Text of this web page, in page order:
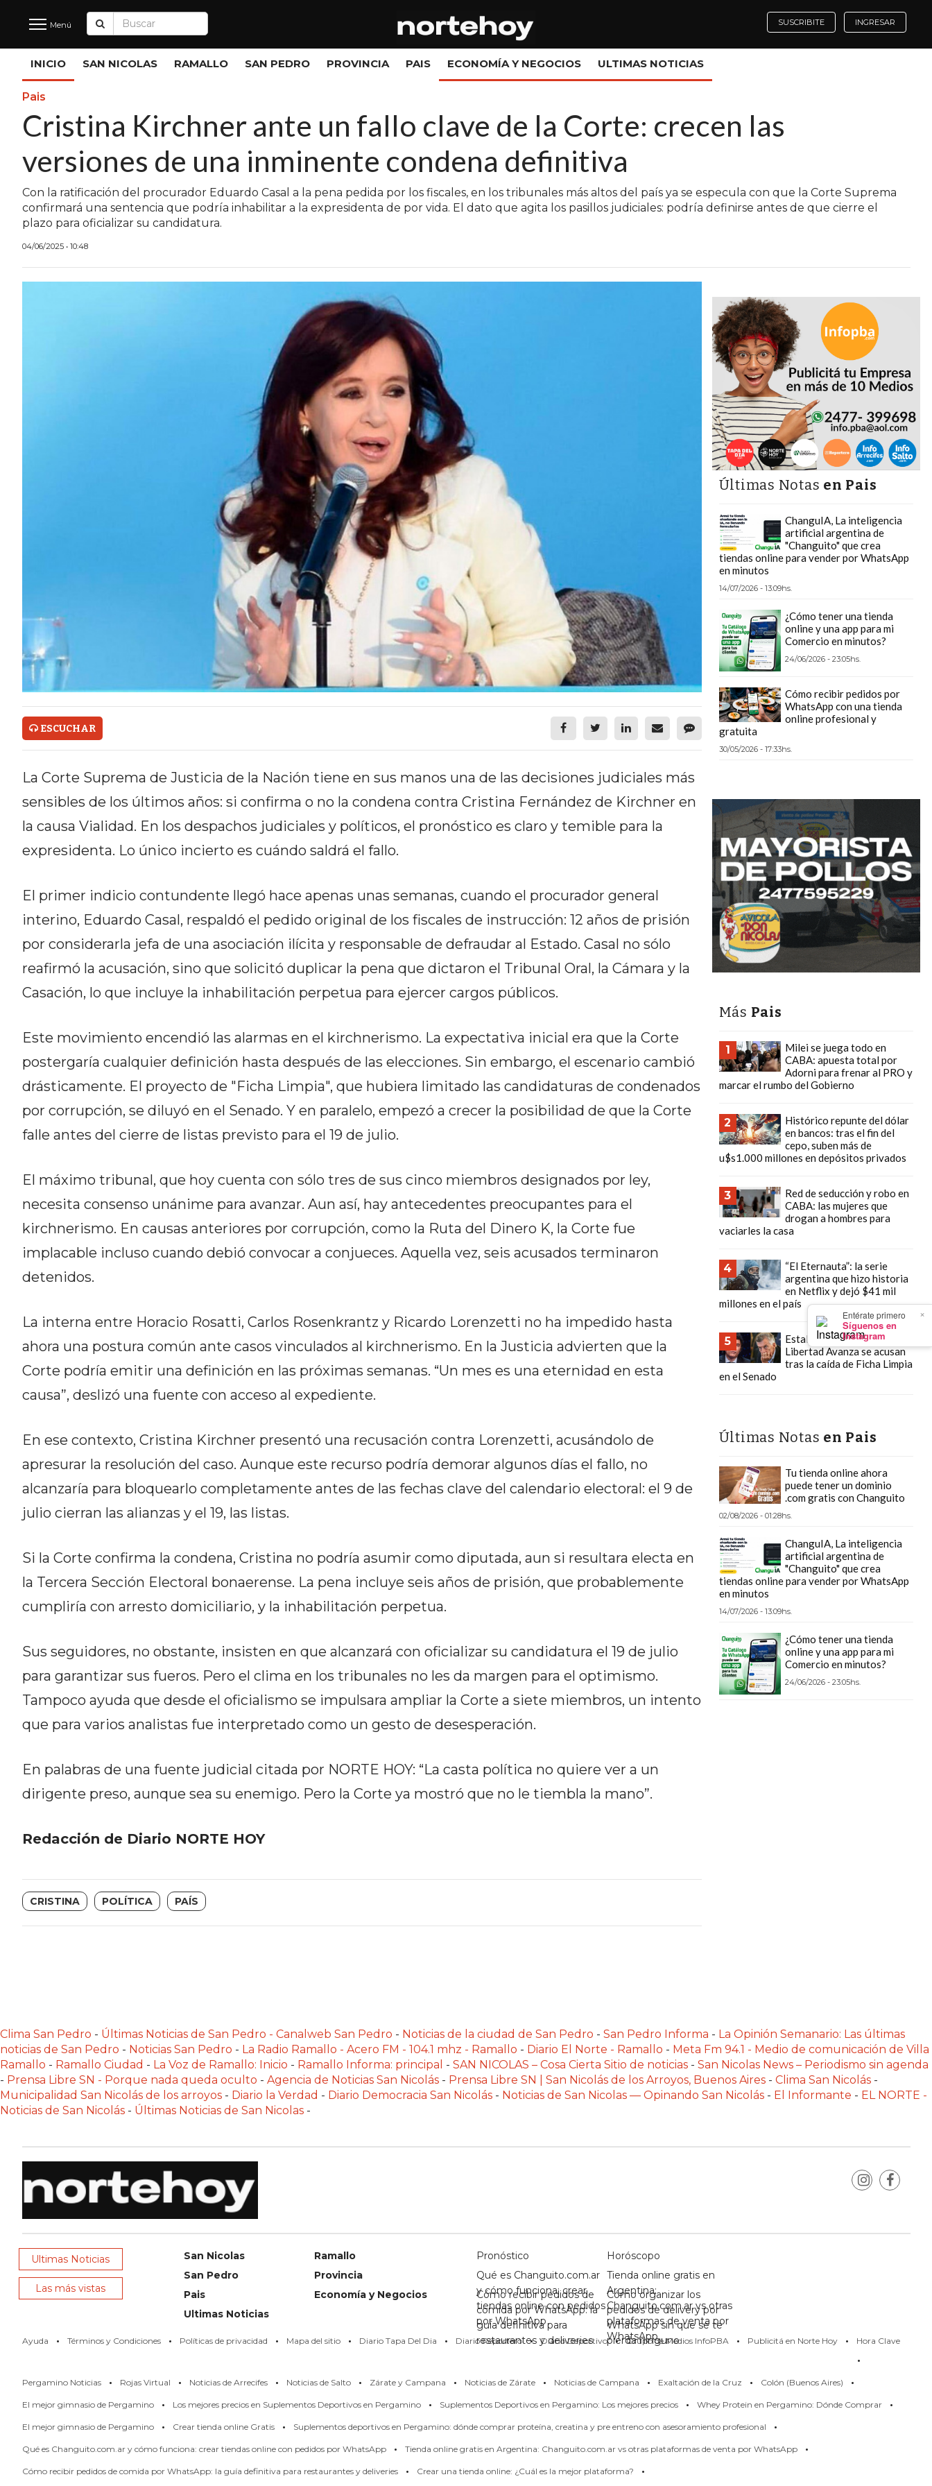
×
Entérate primero
Síguenos en
Instagram
Últimas
Noticias
INICIO
NOTICIAS RECIENTES
SAN NICOLAS
RAMALLO
SAN PEDRO
ONLINE CON PEDIDOS POR
WHATSAPP
TIENDA ONLINE GRATIS EN
CHANGUITO.COM.AR VS OTRAS
WHATSAPP
CÓMO RECIBIR PEDIDOS
DE COMIDA POR WHATSAPP:
RESTAURANTES Y DELIVERIES
PEDIDOS DE DELIVERY POR
WHATSAPP SIN QUE SE TE
AYUDA
TÉRMINOS
POLÍTICAS
DE
DEL
SITIO
DIA
DIARIO
REPORTERO
GRUPO
DE
MEDIOS
PUBLICITÁ
NORTE
HOY
CLAVE
NOTICIAS
ROJAS
NOTICIAS
DE
NOTICIAS
SALTO
Y
NOTICIAS
DE
ZÁRATE
CRUZ
COLÓN
(BUENOS
AIRES)
PERGAMINO
MEJORES
PRECIOS
SUPLEMENTOS
DEPORTIVOS
PERGAMINO
LOS
MEJORES
PRECIOS
Menú SUSCRIBITE INGRESAR
INICIO SAN NICOLAS RAMALLO SAN PEDRO PROVINCIA PAIS ECONOMÍA Y NEGOCIOS ULTIMAS NOTICIAS
Pais
Cristina Kirchner ante un fallo clave de la Corte: crecen las
versiones de una inminente condena definitiva
Con la ratificación del procurador Eduardo Casal a la pena pedida por los fiscales, en los tribunales más altos del país ya se especula con que la Corte Suprema
confirmará una sentencia que podría inhabilitar a la expresidenta de por vida. El dato que agita los pasillos judiciales: podría definirse antes de que cierre el
plazo para oficializar su candidatura.
04/06/2025 • 10:48
ESCUCHAR
La Corte Suprema de Justicia de la Nación tiene en sus manos una de las decisiones judiciales más
sensibles de los últimos años: si confirma o no la condena contra Cristina Fernández de Kirchner en
la causa Vialidad. En los despachos judiciales y políticos, el pronóstico es claro y temible para la
expresidenta. Lo único incierto es cuándo saldrá el fallo.
El primer indicio contundente llegó hace apenas unas semanas, cuando el procurador general
interino, Eduardo Casal, respaldó el pedido original de los fiscales de instrucción: 12 años de prisión
por considerarla jefa de una asociación ilícita y responsable de defraudar al Estado. Casal no sólo
reafirmó la acusación, sino que solicitó duplicar la pena que dictaron el Tribunal Oral, la Cámara y la
Casación, lo que incluye la inhabilitación perpetua para ejercer cargos públicos.
Este movimiento encendió las alarmas en el kirchnerismo. La expectativa inicial era que la Corte
postergaría cualquier definición hasta después de las elecciones. Sin embargo, el escenario cambió
drásticamente. El proyecto de "Ficha Limpia", que hubiera limitado las candidaturas de condenados
por corrupción, se diluyó en el Senado. Y en paralelo, empezó a crecer la posibilidad de que la Corte
falle antes del cierre de listas previsto para el 19 de julio.
El máximo tribunal, que hoy cuenta con sólo tres de sus cinco miembros designados por ley,
necesita consenso unánime para avanzar. Aun así, hay antecedentes preocupantes para el
kirchnerismo. En causas anteriores por corrupción, como la Ruta del Dinero K, la Corte fue
implacable incluso cuando debió convocar a conjueces. Aquella vez, seis acusados terminaron
detenidos.
La interna entre Horacio Rosatti, Carlos Rosenkrantz y Ricardo Lorenzetti no ha impedido hasta
ahora una postura común ante casos vinculados al kirchnerismo. En la Justicia advierten que la
Corte podría emitir una definición en las próximas semanas. “Un mes es una eternidad en esta
causa”, deslizó una fuente con acceso al expediente.
En ese contexto, Cristina Kirchner presentó una recusación contra Lorenzetti, acusándolo de
apresurar la resolución del caso. Aunque este recurso podría demorar algunos días el fallo, no
alcanzaría para bloquearlo completamente antes de las fechas clave del calendario electoral: el 9 de
julio cierran las alianzas y el 19, las listas.
Si la Corte confirma la condena, Cristina no podría asumir como diputada, aun si resultara electa en
la Tercera Sección Electoral bonaerense. La pena incluye seis años de prisión, que probablemente
cumpliría con arresto domiciliario, y la inhabilitación perpetua.
Sus seguidores, no obstante, insisten en que alcanzará con oficializar su candidatura el 19 de julio
para garantizar sus fueros. Pero el clima en los tribunales no les da margen para el optimismo.
Tampoco ayuda que desde el oficialismo se impulsara ampliar la Corte a siete miembros, un intento
que para varios analistas fue interpretado como un gesto de desesperación.
En palabras de una fuente judicial citada por NORTE HOY: “La casta política no quiere ver a un
dirigente preso, aunque sea su enemigo. Pero la Corte ya mostró que no le tiembla la mano”.
Redacción de Diario NORTE HOY
CRISTINA POLÍTICA PAÍS
Últimas Notas en Pais
ChanguIA, La inteligencia
artificial argentina de
"Changuito" que crea
tiendas online para vender por WhatsApp
en minutos
14/07/2026 - 13:09hs.
¿Cómo tener una tienda
online y una app para mi
Comercio en minutos?
24/06/2026 - 23:05hs.
Cómo recibir pedidos por
WhatsApp con una tienda
online profesional y
gratuita
30/05/2026 - 17:33hs.
Más Pais
1
Milei se juega todo en
CABA: apuesta total por
Adorni para frenar al PRO y
marcar el rumbo del Gobierno
2
Histórico repunte del dólar
en bancos: tras el fin del
cepo, suben más de
u$s1.000 millones en depósitos privados
3
Red de seducción y robo en
CABA: las mujeres que
drogan a hombres para
vaciarles la casa
4
“El Eternauta”: la serie
argentina que hizo historia
en Netflix y dejó $41 mil
millones en el país
5
Estalló la interna: PRO y La
Libertad Avanza se acusan
tras la caída de Ficha Limpia
en el Senado
Últimas Notas en Pais
Tu tienda online ahora
puede tener un dominio
.com gratis con Changuito
02/08/2026 - 01:28hs.
ChanguIA, La inteligencia
artificial argentina de
"Changuito" que crea
tiendas online para vender por WhatsApp
en minutos
14/07/2026 - 13:09hs.
¿Cómo tener una tienda
online y una app para mi
Comercio en minutos?
24/06/2026 - 23:05hs.
Clima San Pedro - Últimas Noticias de San Pedro - Canalweb San Pedro - Noticias de la ciudad de San Pedro - San Pedro Informa - La Opinión Semanario: Las últimas
noticias de San Pedro - Noticias San Pedro - La Radio Ramallo - Acero FM - 104.1 mhz - Ramallo - Diario El Norte - Ramallo - Meta Fm 94.1 - Medio de comunicación de Villa
Ramallo - Ramallo Ciudad - La Voz de Ramallo: Inicio - Ramallo Informa: principal - SAN NICOLAS – Cosa Cierta Sitio de noticias - San Nicolas News – Periodismo sin agenda
- Prensa Libre SN - Porque nada queda oculto - Agencia de Noticias San Nicolás - Prensa Libre SN | San Nicolás de los Arroyos, Buenos Aires - Clima San Nicolás -
Municipalidad San Nicolás de los arroyos - Diario la Verdad - Diario Democracia San Nicolás - Noticias de San Nicolas — Opinando San Nicolás - El Informante - EL NORTE -
Noticias de San Nicolás - Últimas Noticias de San Nicolas -
Ultimas Noticias
Las más vistas
San Nicolas
Ramallo
San Pedro
Provincia
Pais
Economía y Negocios
Ultimas Noticias
Pronóstico
Horóscopo
Qué es Changuito.com.ar
y cómo funciona: crear
tiendas online con pedidos
por WhatsApp
Tienda online gratis en
Argentina:
Changuito.com.ar vs otras
plataformas de venta por
WhatsApp
Cómo recibir pedidos de
comida por WhatsApp: la
guía definitiva para
restaurantes y deliveries
Cómo organizar los
pedidos de delivery por
WhatsApp sin que se te
pierda ninguno
Ayuda · Términos y Condiciones · Políticas de privacidad · Mapa del sitio · Diario Tapa Del Dia · Diario Reportero · Diario Deportivo · Grupo de Medios InfoPBA · Publicitá en Norte Hoy · Hora Clave
·
Pergamino Noticias · Rojas Virtual · Noticias de Arrecifes · Noticias de Salto · Zárate y Campana · Noticias de Zárate · Noticias de Campana · Exaltación de la Cruz · Colón (Buenos Aires) ·
El mejor gimnasio de Pergamino · Los mejores precios en Suplementos Deportivos en Pergamino · Suplementos Deportivos en Pergamino: Los mejores precios · Whey Protein en Pergamino: Dónde Comprar ·
El mejor gimnasio de Pergamino · Crear tienda online Gratis · Suplementos deportivos en Pergamino: dónde comprar proteína, creatina y pre entreno con asesoramiento profesional ·
Qué es Changuito.com.ar y cómo funciona: crear tiendas online con pedidos por WhatsApp · Tienda online gratis en Argentina: Changuito.com.ar vs otras plataformas de venta por WhatsApp ·
Cómo recibir pedidos de comida por WhatsApp: la guía definitiva para restaurantes y deliveries · Crear una tienda online: ¿Cuál es la mejor plataforma?
·